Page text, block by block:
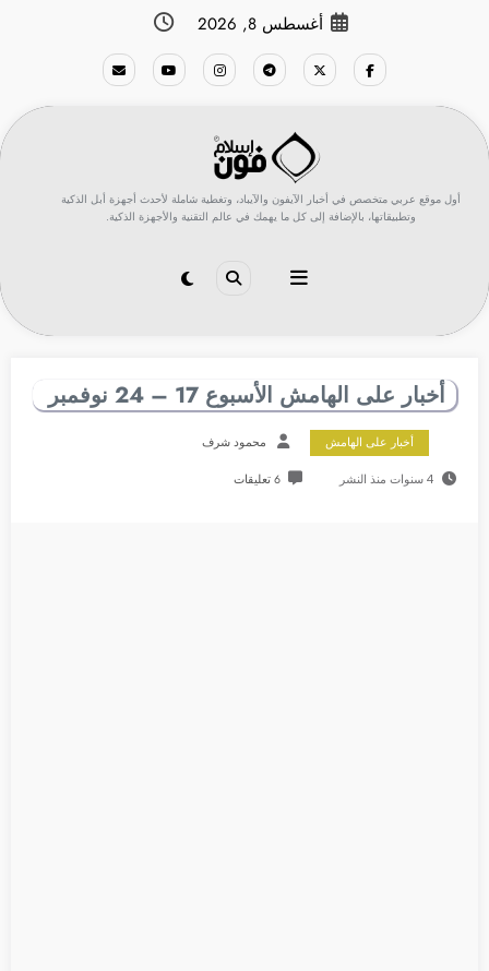
أغسطس 8, 2026
أول موقع عربي متخصص في أخبار الآيفون والآيباد، وتغطية شاملة لأحدث أجهزة أبل الذكية
وتطبيقاتها، بالإضافة إلى كل ما يهمك في عالم التقنية والأجهزة الذكية.
أخبار على الهامش الأسبوع 17 – 24 نوفمبر
أخبار على الهامش محمود شرف
4 سنوات منذ النشر 6 تعليقات